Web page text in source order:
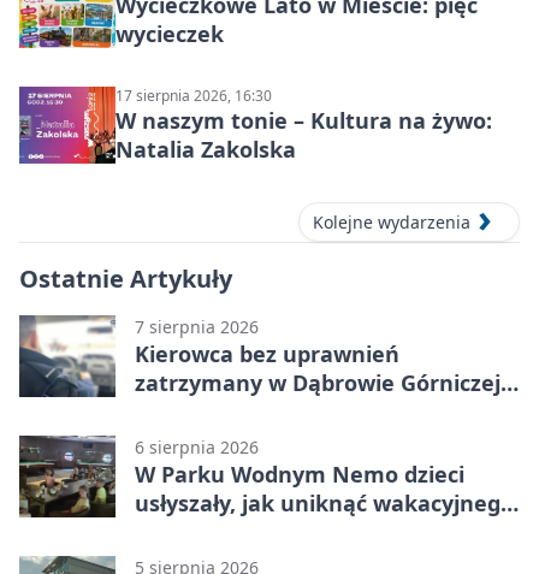
wycieczek
17 sierpnia 2026, 16:30
W naszym tonie – Kultura na żywo:
Natalia Zakolska
Kolejne wydarzenia
Ostatnie Artykuły
7 sierpnia 2026
Kierowca bez uprawnień
zatrzymany w Dąbrowie Górniczej.
6 sierpnia 2026
W Parku Wodnym Nemo dzieci
usłyszały, jak uniknąć wakacyjnego
5 sierpnia 2026